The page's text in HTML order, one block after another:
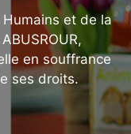
et de la
en souffrance
ses droits.